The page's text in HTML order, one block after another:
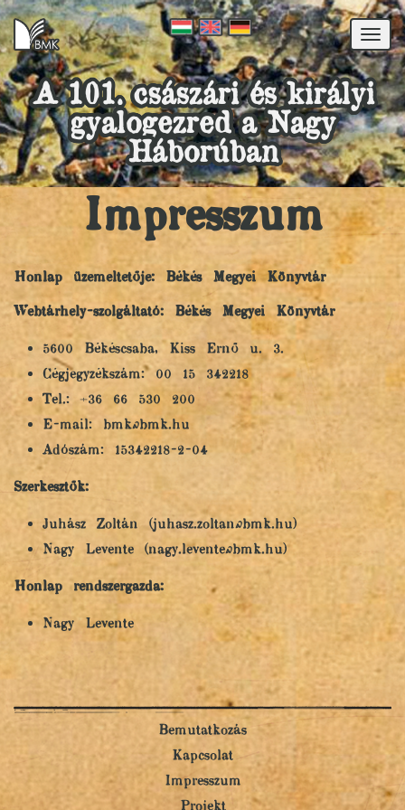
A 101. császári és királyi
gyalogezred a Nagy
Háborúban
Impresszum
Honlap üzemeltetője: Békés Megyei Könyvtár
Webtárhely-szolgáltató: Békés Megyei Könyvtár
5600 Békéscsaba, Kiss Ernő u. 3.
Cégjegyzékszám: 00 15 342218
Tel.: +36 66 530 200
E-mail: bmk@bmk.hu
Adószám: 15342218-2-04
Szerkesztők:
Juhász Zoltán (juhasz.zoltan@bmk.hu)
Nagy Levente (nagy.levente@bmk.hu)
Honlap rendszergazda:
Nagy Levente
Bemutatkozás
Kapcsolat
Impresszum